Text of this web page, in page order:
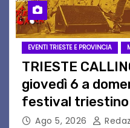
EVENTI TRIESTE E PROVINCIA
TRIESTE
giovedì 6 a
festival triestino
Springsteen
Ago 5, 2026